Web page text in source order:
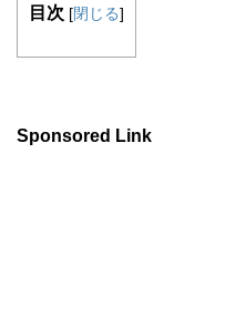
目次 [閉じる]
Sponsored Link